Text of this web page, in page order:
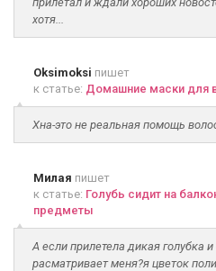
хотя...
Oksimoksi пишет
к статье: Домашние маски для
Хна-это не реальная помощь
Милая пишет
к статье: Голубь сидит на
предметы
А если прилетела дикая голубка
расматривает меня?я цветок